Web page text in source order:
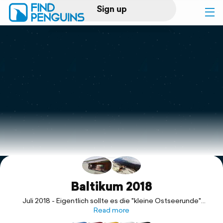
Sign up
Log in
Print a book
Flyover video
Explore
Baltikum 2018
Juli 2018 - Eigentlich sollte es die "kleine Ostseerunde"
werden. Zeitliche Umstände haben diese Reise nun auf die
drei baltischen Staaten zusammengeschrumpft, die wir zu
Read more